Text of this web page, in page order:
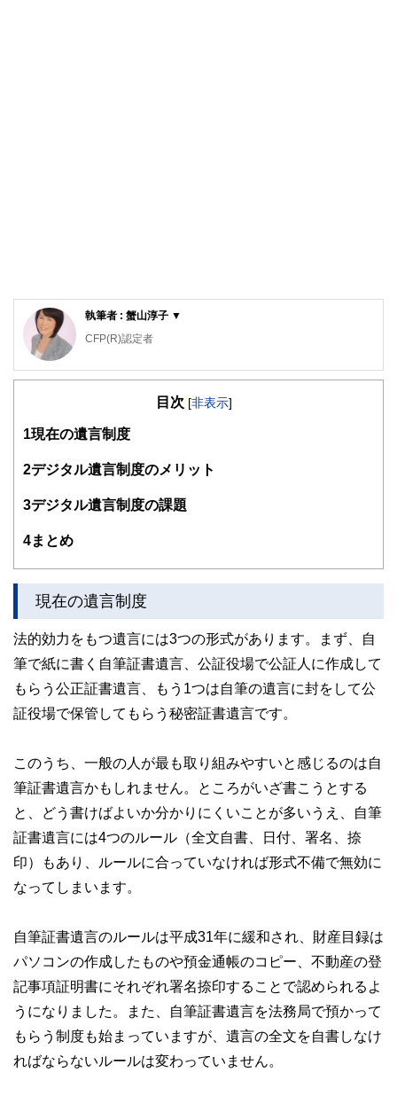
執筆者 : 蟹山淳子 ▼
CFP(R)認定者
宅地建物取引士、住宅ローンアドバイザー
大学卒業後、銀行勤務を経て専業主婦となり、二世帯住宅で
シングルマザーとなる。以後、自身の資産管理、義父の認知
年CFP取得。2011年慶應義塾大学経済学部(通信過程)卒業。
2016年日本FP協会、広報センタースタッフ。子どもの受験
は幼稚園から大学まですべて経験。3回の介護と3回の相続を
目次 [非表示]
1 現在の遺言制度
2デジタル遺言制度のメリット
3デジタル遺言制度の課題
4まとめ
現在の遺言制度
法的効力をもつ遺言には3つの形式があります。まず、自
筆で紙に書く自筆証書遺言、公証役場で公証人に作成して
もらう公正証書遺言、もう1つは自筆の遺言に封をして公
証役場で保管してもらう秘密証書遺言です。
このうち、一般の人が最も取り組みやすいと感じるのは自
筆証書遺言かもしれません。ところがいざ書こうとする
と、どう書けばよいか分かりにくいことが多いうえ、自筆
証書遺言には4つのルール（全文自書、日付、署名、捺
印）もあり、ルールに合っていなければ形式不備で無効に
なってしまいます。
自筆証書遺言のルールは平成31年に緩和され、財産目録は
パソコンの作成したものや預金通帳のコピー、不動産の登
記事項証明書にそれぞれ署名捺印することで認められるよ
うになりました。また、自筆証書遺言を法務局で預かって
もらう制度も始まっていますが、遺言の全文を自書しなけ
ればならないルールは変わっていません。